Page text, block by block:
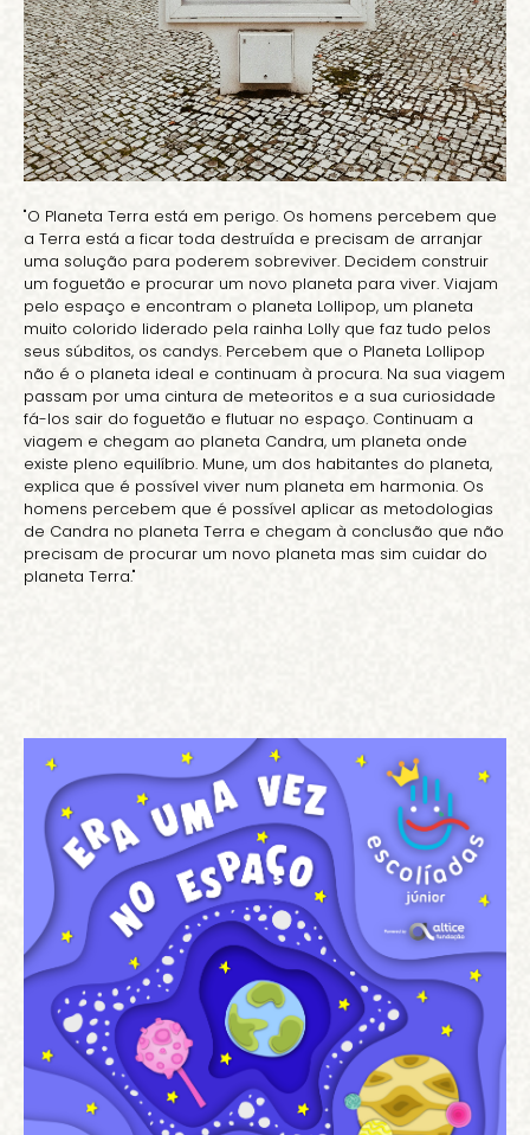
"O Planeta Terra está em perigo. Os homens percebem que
a Terra está a ficar toda destruída e precisam de arranjar
uma solução para poderem sobreviver. Decidem construir
um foguetão e procurar um novo planeta para viver. Viajam
pelo espaço e encontram o planeta Lollipop, um planeta
muito colorido liderado pela rainha Lolly que faz tudo pelos
seus súbditos, os candys. Percebem que o Planeta Lollipop
não é o planeta ideal e continuam à procura. Na sua viagem
passam por uma cintura de meteoritos e a sua curiosidade
fá-los sair do foguetão e flutuar no espaço. Continuam a
viagem e chegam ao planeta Candra, um planeta onde
existe pleno equilíbrio. Mune, um dos habitantes do planeta,
explica que é possível viver num planeta em harmonia. Os
homens percebem que é possível aplicar as metodologias
de Candra no planeta Terra e chegam à conclusão que não
precisam de procurar um novo planeta mas sim cuidar do
planeta Terra."